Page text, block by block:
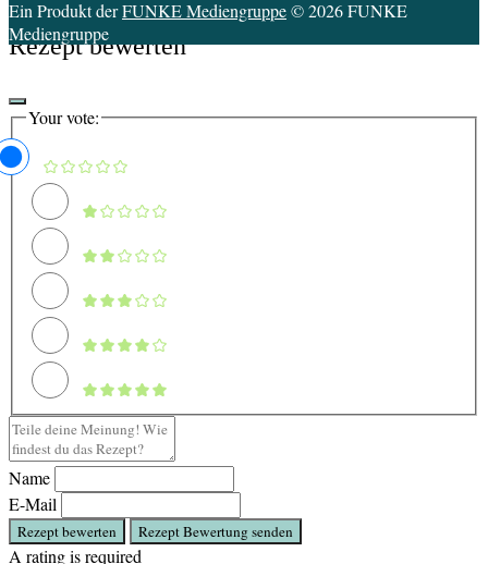
Ein Produkt derFUNKE Mediengruppe© 2026 FUNKE
Mediengruppe
Rezept bewerten
Your vote:
Name
E-Mail
Rezept bewerten Rezept Bewertung senden
A rating is required